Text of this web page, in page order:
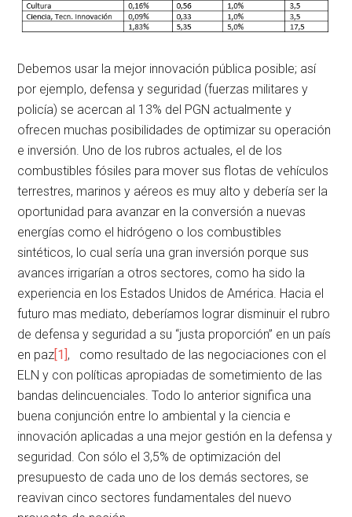
Debemos usar la mejor innovación pública posible; así
por ejemplo, defensa y seguridad (fuerzas militares y
policía) se acercan al 13% del PGN actualmente y
ofrecen muchas posibilidades de optimizar su operación
e inversión. Uno de los rubros actuales, el de los
combustibles fósiles para mover sus flotas de vehículos
terrestres, marinos y aéreos es muy alto y debería ser la
oportunidad para avanzar en la conversión a nuevas
energías como el hidrógeno o los combustibles
sintéticos, lo cual sería una gran inversión porque sus
avances irrigarían a otros sectores, como ha sido la
experiencia en los Estados Unidos de América. Hacia el
futuro mas mediato, deberíamos lograr disminuir el rubro
de defensa y seguridad a su “justa proporción” en un país
en paz[1], como resultado de las negociaciones con el
ELN y con políticas apropiadas de sometimiento de las
bandas delincuenciales. Todo lo anterior significa una
buena conjunción entre lo ambiental y la ciencia e
innovación aplicadas a una mejor gestión en la defensa y
seguridad. Con sólo el 3,5% de optimización del
presupuesto de cada uno de los demás sectores, se
reavivan cinco sectores fundamentales del nuevo